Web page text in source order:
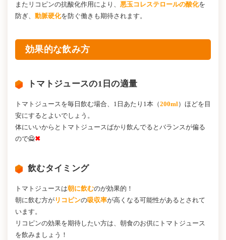
またリコピンの抗酸化作用により、 悪玉コレステロールの酸化を
防ぎ、 動脈硬化を防ぐ働きも期待されます。
効果的な飲み方
トマトジュースの1日の適量
トマトジュースを毎日飲む場合、1日あたり1本（200ml）ほどを目
安にするとよいでしょう。
体にいいからとトマトジュースばかり飲んでるとバランスが偏る
ので🙅✖
飲むタイミング
トマトジュースは朝に飲むのが効果的！
朝に飲む方が リコピンの吸収率が高くなる可能性があるとされて
います。
リコピンの効果を期待したい方は、朝食のお供にトマトジュース
を飲みましょう！